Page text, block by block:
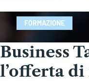
FORMAZIONE
Business
l’offerta